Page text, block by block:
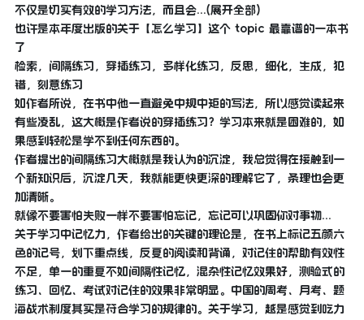
不仅是切实有效的学习方法，而且会...(展开全部)
也许是本年度出版的关于【怎么学习】这个 topic 最靠谱的一本书
了
检索，间隔练习，穿插练习，多样化练习，反思，细化，生成，犯
错，刻意练习
如作者所说，在书中他一直避免中规中矩的写法，所以感觉读起来
有些凌乱，这大概是作者说的穿插练习？学习本来就是困难的，如
果感到轻松是学不到任何东西的。
作者提出的间隔练习大概就是我认为的沉淀，我总觉得在接触到一
个新知识后，沉淀几天，我就能更快更深的理解它了，条理也会更
加清晰。
就像不要害怕失败一样不要害怕忘记，忘记可以巩固你对事物...
关于学习中记忆力，作者给出的关键的理论是，在书上标记五颜六
色的记号，划下重点线，反复的阅读和背诵，对记住的帮助有效性
不足，单一的重复不如间隔性记忆，混杂性记忆效果好，测验式的
练习、回忆、考试对记住的效果非常明显。中国的周考、月考、题
海战术制度其实是符合学习的规律的。关于学习，越是感觉到吃力